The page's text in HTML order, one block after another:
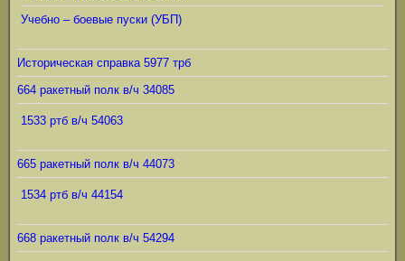
Учебно – боевые пуски (УБП)
Историческая справка 5977 трб
664 ракетный полк в/ч 34085
1533 ртб в/ч 54063
665 ракетный полк в/ч 44073
1534 ртб в/ч 44154
668 ракетный полк в/ч 54294